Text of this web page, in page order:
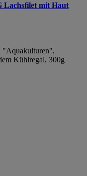
mit Haut
"Aquakulturen",
Kühlregal, 300g